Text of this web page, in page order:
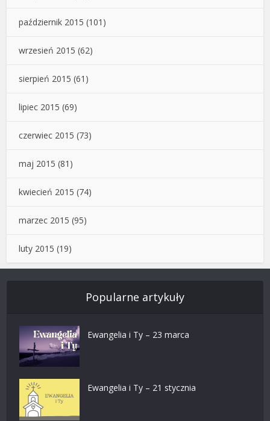
październik 2015 (101)
wrzesień 2015 (62)
sierpień 2015 (61)
lipiec 2015 (69)
czerwiec 2015 (73)
maj 2015 (81)
kwiecień 2015 (74)
marzec 2015 (95)
luty 2015 (19)
Popularne artykuły
Ewangelia i Ty – 23 marca
Ewangelia i Ty – 21 stycznia